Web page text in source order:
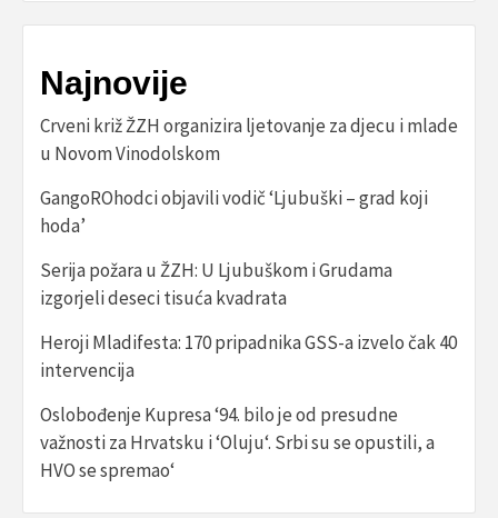
Najnovije
Crveni križ ŽZH organizira ljetovanje za djecu i mlade
u Novom Vinodolskom
GangoROhodci objavili vodič ‘Ljubuški – grad koji
hoda’
Serija požara u ŽZH: U Ljubuškom i Grudama
izgorjeli deseci tisuća kvadrata
Heroji Mladifesta: 170 pripadnika GSS-a izvelo čak 40
intervencija
Oslobođenje Kupresa ‘94. bilo je od presudne
važnosti za Hrvatsku i ‘Oluju‘. Srbi su se opustili, a
HVO se spremao‘